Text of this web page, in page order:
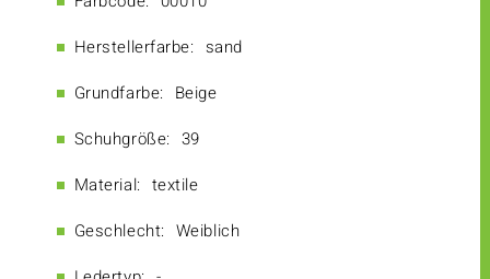
Herstellerfarbe: sand
Grundfarbe: Beige
Schuhgröße: 39
Material: textile
Geschlecht: Weiblich